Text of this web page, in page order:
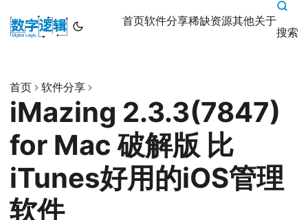
首页软件分享稀缺资源其他关于
搜索
首页 软件分享
iMazing 2.3.3(7847)
for Mac 破解版 比
iTunes好用的iOS管理
软件